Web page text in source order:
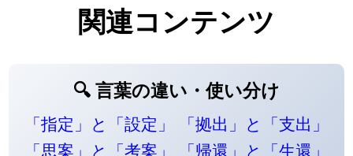
関連コンテンツ
🔍 言葉の違い・使い分け
「指定」と「設定」
「拠出」と「支出」
「思案」と「考案」
「帰還」と「生還」